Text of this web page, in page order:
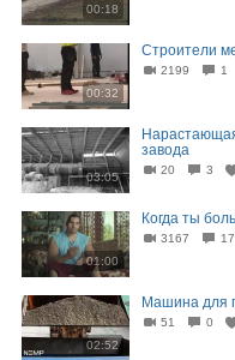
00:18
00:32
Строители
2199 1
03:05
завода
20 3
01:00
Когда ты
3167
02:52
Машина для
51 0